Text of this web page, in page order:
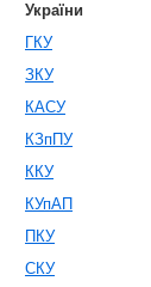
України
ГКУ
ЗКУ
КАСУ
КЗпПУ
ККУ
КУпАП
ПКУ
СКУ